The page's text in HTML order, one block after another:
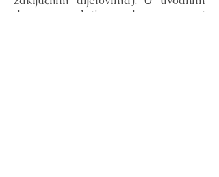
dramama sluti se skora propast